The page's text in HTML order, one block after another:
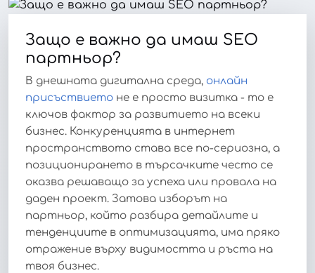
Защо е важно да имаш SEO
партньор?
В днешната дигитална среда, онлайн
присъствието не е просто визитка - то е
ключов фактор за развитието на всеки
бизнес. Конкуренцията в интернет
пространството става все по-сериозна, а
позиционирането в търсачките често се
оказва решаващо за успеха или провала на
даден проект. Затова изборът на
партньор, който разбира детайлите и
тенденциите в оптимизацията, има пряко
отражение върху видимостта и ръста на
твоя бизнес.